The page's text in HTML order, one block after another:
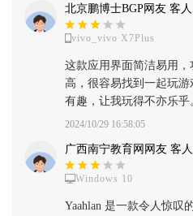
北京鹏博士BGP网友 客人
vivo_vivo X7Plus
这款应用界面简洁易用
高，很容易找到一起玩
有趣，让我玩得不亦乐乎
2024/10/29 16:58:05
广西南宁教育网网友 客人
Windows 10
Yaahlan 是一款令人惊叹